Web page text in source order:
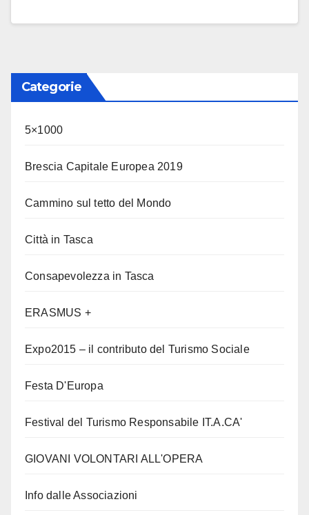
Categorie
5×1000
Brescia Capitale Europea 2019
Cammino sul tetto del Mondo
Città in Tasca
Consapevolezza in Tasca
ERASMUS +
Expo2015 – il contributo del Turismo Sociale
Festa D'Europa
Festival del Turismo Responsabile IT.A.CA'
GIOVANI VOLONTARI ALL'OPERA
Info dalle Associazioni